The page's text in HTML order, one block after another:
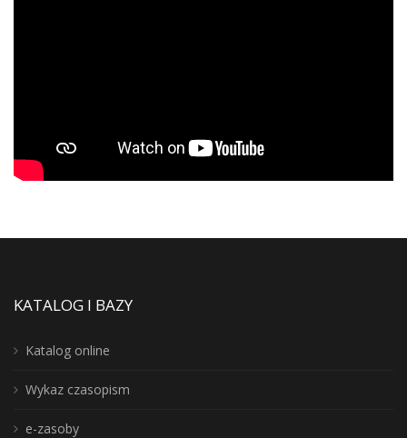
KATALOG I BAZY
Katalog online
Wykaz czasopism
e-zasoby